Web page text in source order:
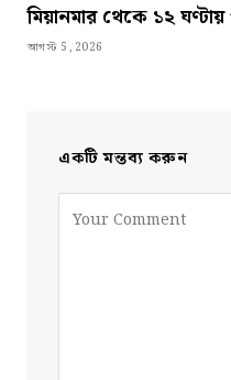
মিয়ানমার থেকে ১২
আগস্ট 5, 2026
একটি মন্তব্য করুন